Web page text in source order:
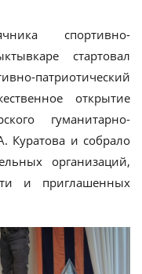
спортивно-
стартовал
патриотический
открытие
гуманитарно-
Куратова и собрало
организаций,
и приглашенных